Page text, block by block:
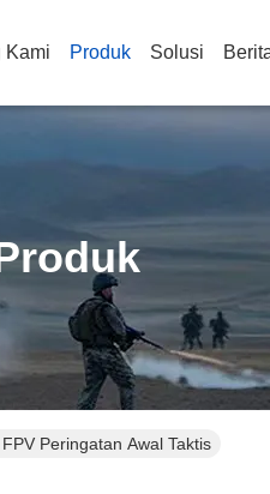
Kami Produk Solusi
Peringatan Awal Taktis